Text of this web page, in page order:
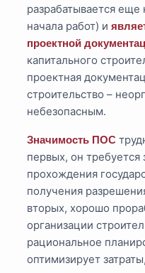
разрабатывается еще
начала работ) и
проектной
капитального
проектная
строительство –
небезопасным.
Значимость ПОС
первых, он требуется
прохождения
получения
вторых, хорошо
организации
рациональное
оптимизирует